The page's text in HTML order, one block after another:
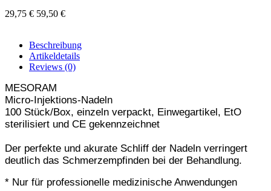
29,75 € 59,50 €
Beschreibung
Artikeldetails
Reviews (0)
MESORAM
Micro-Injektions-Nadeln
100 Stück/Box, einzeln verpackt, Einwegartikel, EtO
sterilisiert und CE gekennzeichnet
Der perfekte und akurate Schliff der Nadeln verringert
deutlich das Schmerzempfinden bei der Behandlung.
* Nur für professionelle medizinische Anwendungen